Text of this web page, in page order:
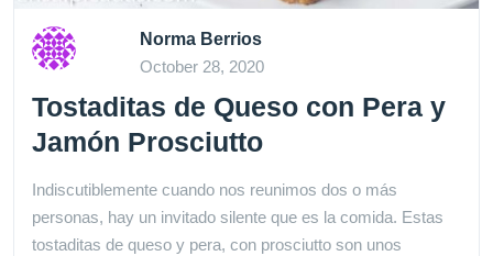
Norma Berrios
October 28, 2020
Tostaditas de Queso con Pera y
Jamón Prosciutto
Indiscutiblemente cuando nos reunimos dos o más
personas, hay un invitado silente que es la comida. Estas
tostaditas de queso y pera, con prosciutto son unos